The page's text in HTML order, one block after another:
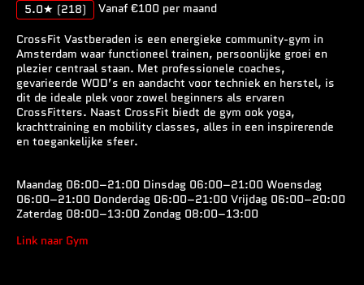
5.0★ (218)
Vanaf €100 per maand
CrossFit Vastberaden is een energieke community-gym in
Amsterdam waar functioneel trainen, persoonlijke groei en
plezier centraal staan. Met professionele coaches,
gevarieerde WOD’s en aandacht voor techniek en herstel, is
dit de ideale plek voor zowel beginners als ervaren
CrossFitters. Naast CrossFit biedt de gym ook yoga,
krachttraining en mobility classes, alles in een inspirerende
en toegankelijke sfeer.
Maandag 06:00–21:00 Dinsdag 06:00–21:00 Woensdag
06:00–21:00 Donderdag 06:00–21:00 Vrijdag 06:00–20:00
Zaterdag 08:00–13:00 Zondag 08:00–13:00
Link naar Gym